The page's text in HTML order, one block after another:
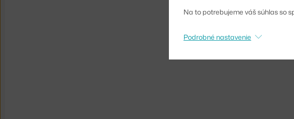
Na to potrebujeme váš súhlas so
Podrobné nastavenie